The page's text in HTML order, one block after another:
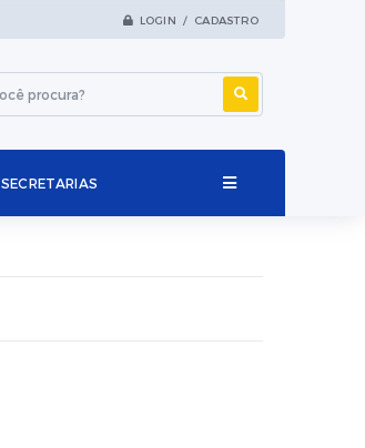
LOGIN / CADASTRO
SECRETARIAS